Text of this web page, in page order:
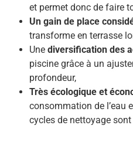
et permet donc de faire
Un gain de place
transforme en terrasse
Une diversification des
piscine grâce à un
profondeur,
Très écologique et
consommation de l’eau
cycles de nettoyage